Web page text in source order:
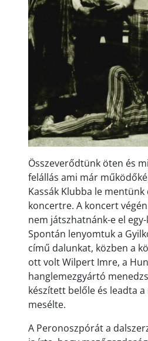
Összeverődtünk öten és
felállás ami már
Kassák Klubba le mentünk
koncertre. A koncert
nem játszhatnánk-e el
Spontán lenyomtuk a
című dalunkat, közben a
ott volt Wilpert Imre, a
hanglemezgyártó
készített belőle és leadta a
mesélte.
A Peronoszpórát a